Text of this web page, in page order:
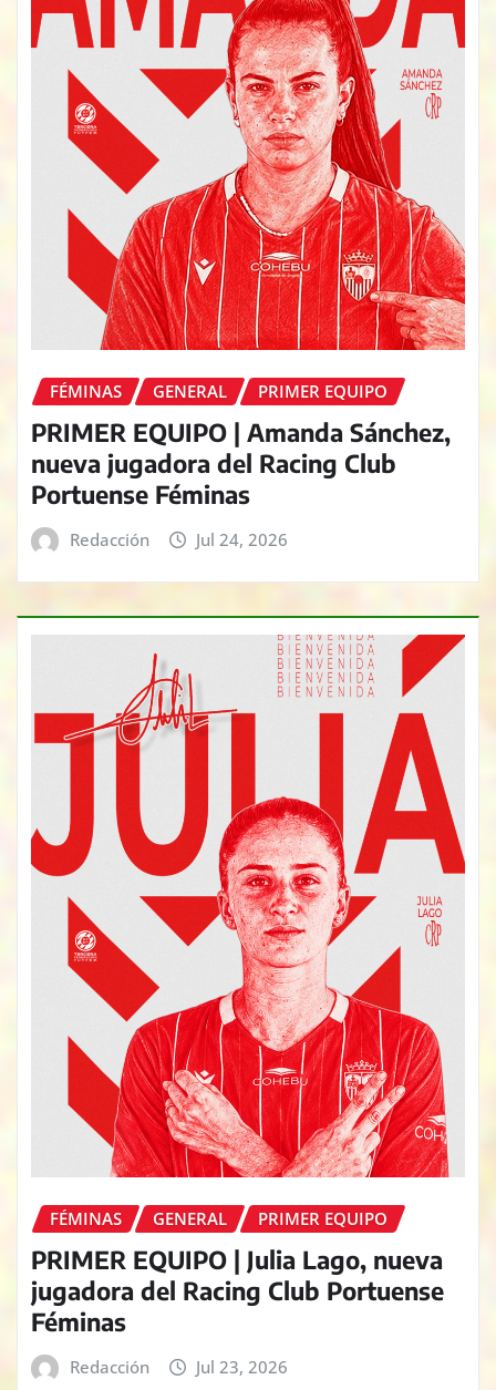
FÉMINAS GENERAL PRIMER EQUIPO
PRIMER EQUIPO | Amanda Sánchez,
nueva jugadora del Racing Club
Portuense Féminas
Redacción Jul 24, 2026
FÉMINAS GENERAL PRIMER EQUIPO
PRIMER EQUIPO | Julia Lago, nueva
jugadora del Racing Club Portuense
Féminas
Redacción Jul 23, 2026